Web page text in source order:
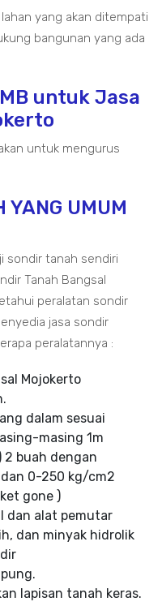
yang akan ditempati
bangunan yang ada
untuk Jasa
untuk mengurus
YANG UMUM
sondir tanah sendiri
Tanah Bangsal
peralatan sondir
jasa sondir
peralatannya :
Mojokerto
dalam sesuai
masing 1m
2 buah dengan
0-250 kg/cm2
gone )
dan alat pemutar
dan minyak hidrolik
lapisan tanah keras.